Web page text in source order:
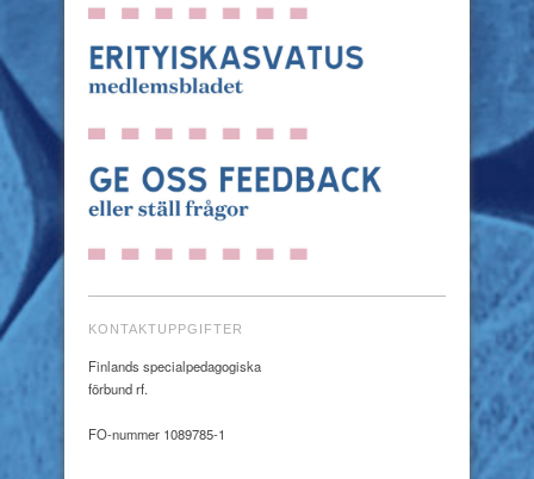
KONTAKTUPPGIFTER
Finlands specialpedagogiska
förbund rf.
FO-nummer 1089785-1